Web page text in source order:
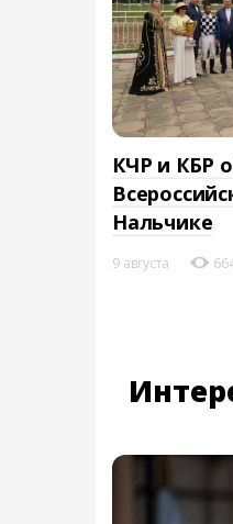
КЧР и КБР
Нальчике
9 августа